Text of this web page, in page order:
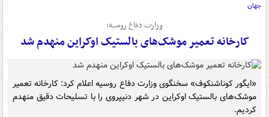
جهان
وزارت دفاع روسیه:
کارخانه تعمیر موشک‌های بالستیک اوکراین منهدم شد
«ایگور کوناشنکوف» سخنگوی وزارت دفاع روسیه اعلام کرد: کارخانه تعمیر
موشک‌های بالستیک اوکراین در شهر دنیپروی را با تسلیحات دقیق منهدم
کردیم.